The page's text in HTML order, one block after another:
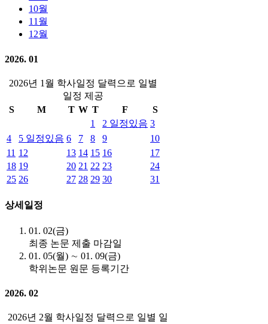
10월
11월
12월
2026. 01
2026년 1월 학사일정 달력으로 일별
일정 제공
S
M T W T F
S
1
2 일정있음 3
4
5 일정있음 6 7 8 9
10
11 12 13 14 15 16
17
18 19 20 21 22 23
24
25 26 27 28 29 30 31
상세일정
01. 02(금)
최종 논문 제출 마감일
01. 05(월) ∼ 01. 09(금)
학위논문 원문 등록기간
2026. 02
2026년 2월 학사일정 달력으로 일별 일